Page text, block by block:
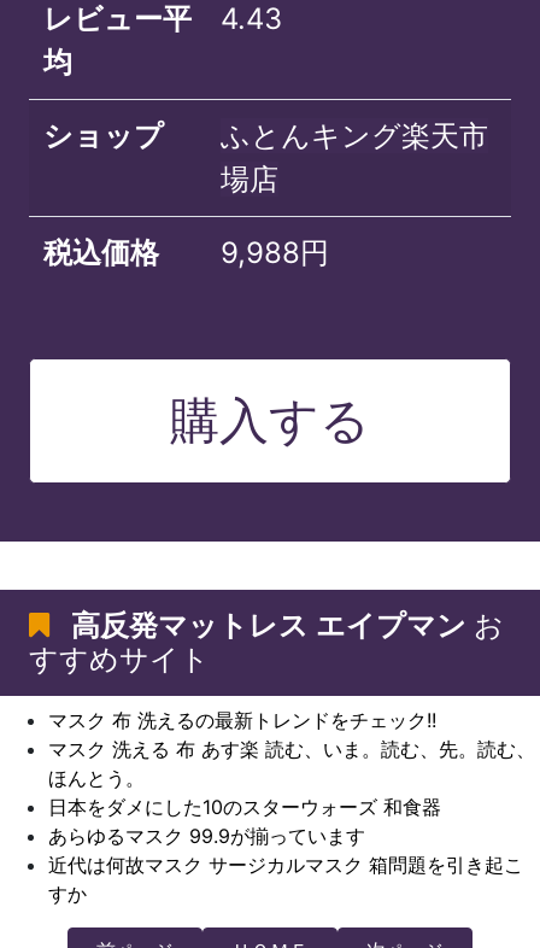
レビュー平
均
4.43
ショップ
ふとんキング楽天市
場店
税込価格 9,988円
購入する
高反発マットレス エイプマン お
すすめサイト
マスク 布 洗えるの最新トレンドをチェック!!
マスク 洗える 布 あす楽 読む、いま。読む、先。読む、
ほんとう。
日本をダメにした10のスターウォーズ 和食器
あらゆるマスク 99.9が揃っています
近代は何故マスク サージカルマスク 箱問題を引き起こ
すか